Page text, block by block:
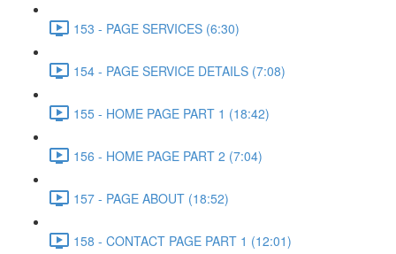
153 - PAGE SERVICES (6:30)
154 - PAGE SERVICE DETAILS (7:08)
155 - HOME PAGE PART 1 (18:42)
156 - HOME PAGE PART 2 (7:04)
157 - PAGE ABOUT (18:52)
158 - CONTACT PAGE PART 1 (12:01)